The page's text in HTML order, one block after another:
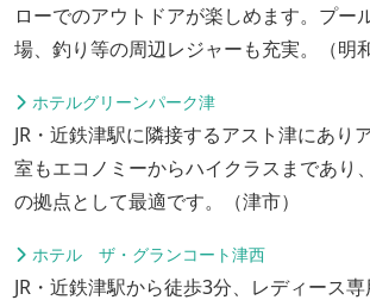
ローでのアウトドアが楽しめます。プー
場、釣り等の周辺レジャーも充実。（明
ホテルグリーンパーク津
JR・近鉄津駅に隣接するアスト津にあり
室もエコノミーからハイクラスまであり
の拠点として最適です。（津市）
ホテル ザ・グランコート津西
JR・近鉄津駅から徒歩3分、レディース